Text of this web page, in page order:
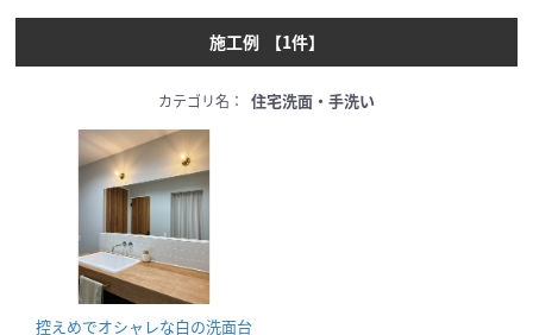
施工例 【1件】
カテゴリ名： 住宅洗面・手洗い
控えめでオシャレな白の洗面台